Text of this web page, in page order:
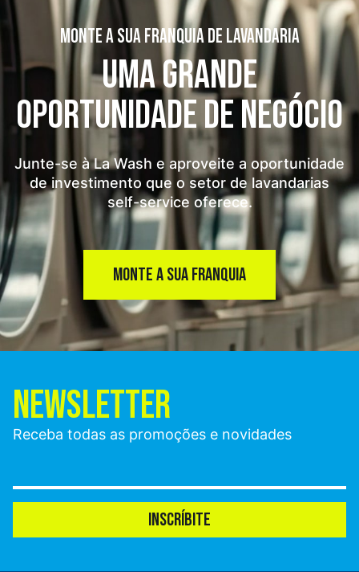
MONTE A SUA FRANQUIA DE LAVANDARIA
UMA GRANDE
OPORTUNIDADE DE NEGÓCIO
Junte-se à La Wash e aproveite a oportunidade
de investimento que o setor de lavandarias
self-service oferece.
MONTE A SUA FRANQUIA
NEWSLETTER
Receba todas as promoções e novidades
INSCRÍBITE